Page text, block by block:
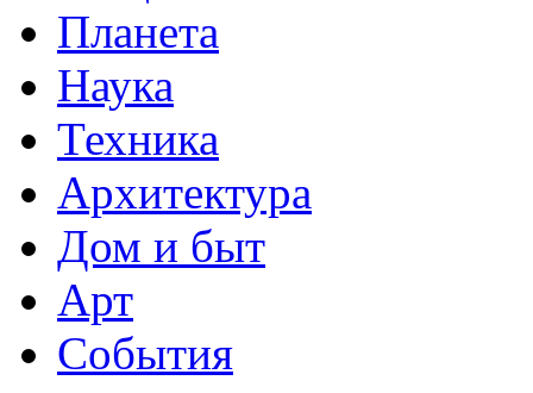
Планета
Наука
Техника
Архитектура
Дом и быт
Арт
События